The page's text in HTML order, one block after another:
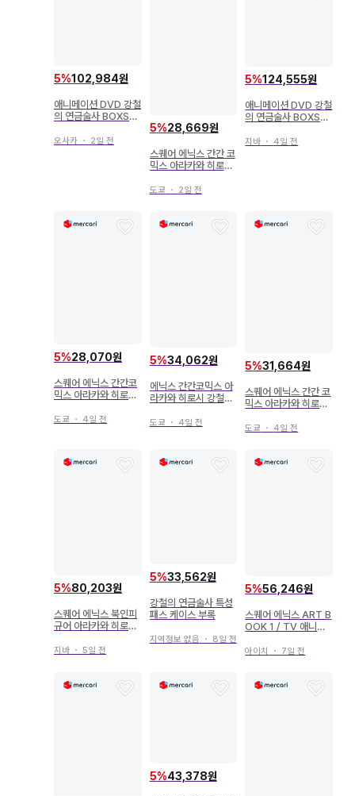
5%102,984원
애니메이션 DVD 강철
의 연금술사 BOXSE
오사카 ・ 2일 전
5%28,669원
스퀘어 에닉스 간간 코
믹스 아라카와 히로무
도쿄 ・ 2일 전
5%124,555원
애니메이션 DVD 강철
의 연금술사 BOXSE
지바 ・ 4일 전
5%28,070원
스퀘어 에닉스 간간코
믹스 아라카와 히로시
도쿄 ・ 4일 전
5%34,062원
에닉스 간간코믹스 아
라카와 히로시 강철의
미개봉 7
도쿄 ・ 4일 전
5%31,664원
스퀘어 에닉스 간간 코
믹스 아라카와 히로시
한정판 14
도쿄 ・ 4일 전
5%80,203원
스퀘어 에닉스 북인피
규어 아라카와 히로시
피규어 RED(미개봉)
지바 ・ 5일 전
5%33,562원
강철의 연금술사 특성
패스 케이스 부록
지역정보 없음 ・ 8일 전
5%56,246원
스퀘어 에닉스 ART B
OOK 1 / TV 애니메
아이치 ・ 7일 전
5%43,378원